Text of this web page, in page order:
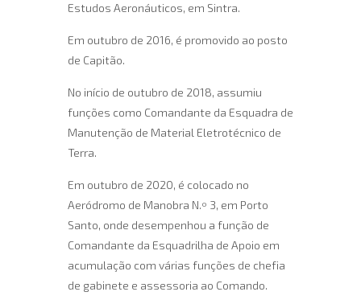
Estudos Aeronáuticos, em Sintra.
Em outubro de 2016, é promovido ao posto
de Capitão.
No início de outubro de 2018, assumiu
funções como Comandante da Esquadra de
Manutenção de Material Eletrotécnico de
Terra.
Em outubro de 2020, é colocado no
Aeródromo de Manobra N.º 3, em Porto
Santo, onde desempenhou a função de
Comandante da Esquadrilha de Apoio em
acumulação com várias funções de chefia
de gabinete e assessoria ao Comando.